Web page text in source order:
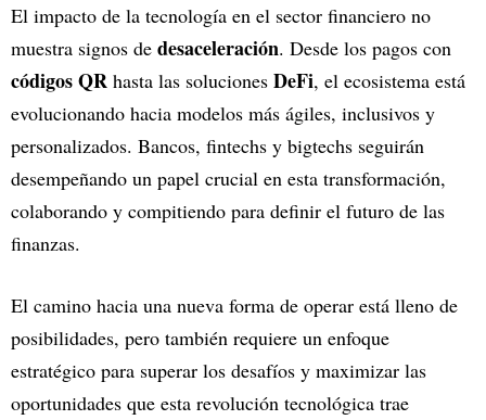
El impacto de la tecnología en el sector financiero no
muestra signos de desaceleración. Desde los pagos con
códigos QR hasta las soluciones DeFi, el ecosistema está
evolucionando hacia modelos más ágiles, inclusivos y
personalizados. Bancos, fintechs y bigtechs seguirán
desempeñando un papel crucial en esta transformación,
colaborando y compitiendo para definir el futuro de las
finanzas.
El camino hacia una nueva forma de operar está lleno de
posibilidades, pero también requiere un enfoque
estratégico para superar los desafíos y maximizar las
oportunidades que esta revolución tecnológica trae